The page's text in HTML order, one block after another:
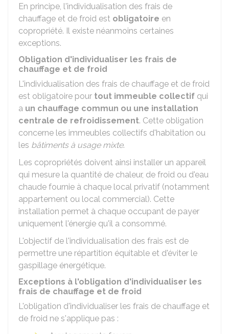
En principe, l'individualisation des frais de
chauffage et de froid est obligatoire en
copropriété. Il existe néanmoins certaines
exceptions.
Obligation d'individualiser les frais de
chauffage et de froid
L'individualisation des frais de chauffage et de froid
est obligatoire pour tout immeuble collectif qui
a un chauffage commun ou une installation
centrale de refroidissement. Cette obligation
concerne les immeubles collectifs d'habitation ou
les bâtiments à usage mixte.
Les copropriétés doivent ainsi installer un appareil
qui mesure la quantité de chaleur, de froid ou d'eau
chaude fournie à chaque local privatif (notamment
appartement ou local commercial). Cette
installation permet à chaque occupant de payer
uniquement l'énergie qu'il a consommé.
L'objectif de l'individualisation des frais est de
permettre une répartition équitable et d'éviter le
gaspillage énergétique.
Exceptions à l'obligation d'individualiser les
frais de chauffage et de froid
L'obligation d'individualiser les frais de chauffage et
de froid ne s'applique pas :